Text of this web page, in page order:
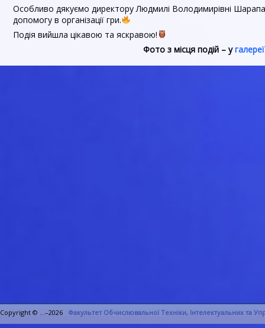
Особливо дякуємо директору Людмилі Володимирівні
допомогу в організації гри.
Подія вийшла цікавою та яскравою!
Фото з місця подій – угалереї
Copyright © ...–2026 Факультет Обчислювальної Техніки, Інтелектуальних та